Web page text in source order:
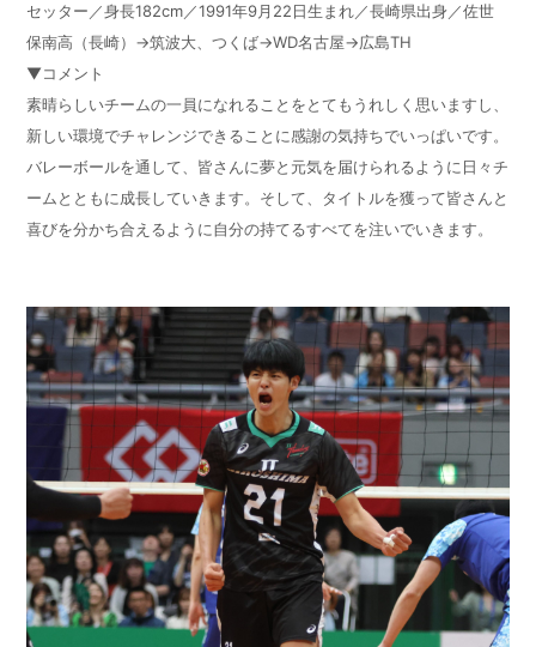
セッター／身長182cm／1991年9月22日生まれ／長崎県出身／佐世
保南高（長崎）→筑波大、つくば→WD名古屋→広島TH
▼コメント
素晴らしいチームの一員になれることをとてもうれしく思いますし、
新しい環境でチャレンジできることに感謝の気持ちでいっぱいです。
バレーボールを通して、皆さんに夢と元気を届けられるように日々チ
ームとともに成長していきます。そして、タイトルを獲って皆さんと
喜びを分かち合えるように自分の持てるすべてを注いでいきます。